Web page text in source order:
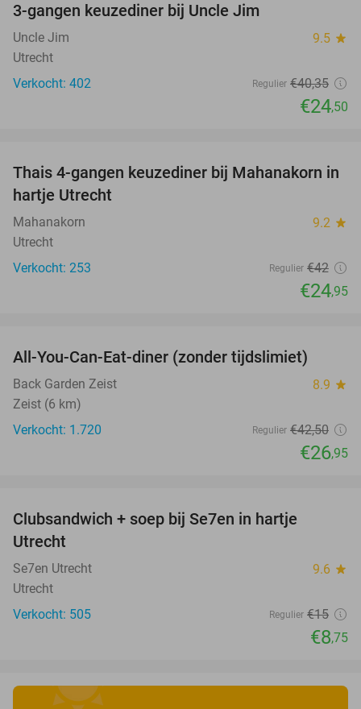
3-gangen keuzediner bij Uncle Jim
Uncle Jim 9.5 star
Utrecht
Verkocht: 402
Regulier €40,35
€24,50
41%
Thais 4-gangen keuzediner bij Mahanakorn in
hartje Utrecht
Mahanakorn 9.2 star
Utrecht
Verkocht: 253
Regulier €42
€24,95
All-You-Can-Eat-diner (zonder tijdslimiet)
Back Garden Zeist 8.9 star
Zeist (6 km)
Verkocht: 1.720
Regulier €42,50
€26,95
Clubsandwich + soep bij Se7en in hartje
Utrecht
Se7en Utrecht 9.6 star
Utrecht
Verkocht: 505
Regulier €15
€8,75